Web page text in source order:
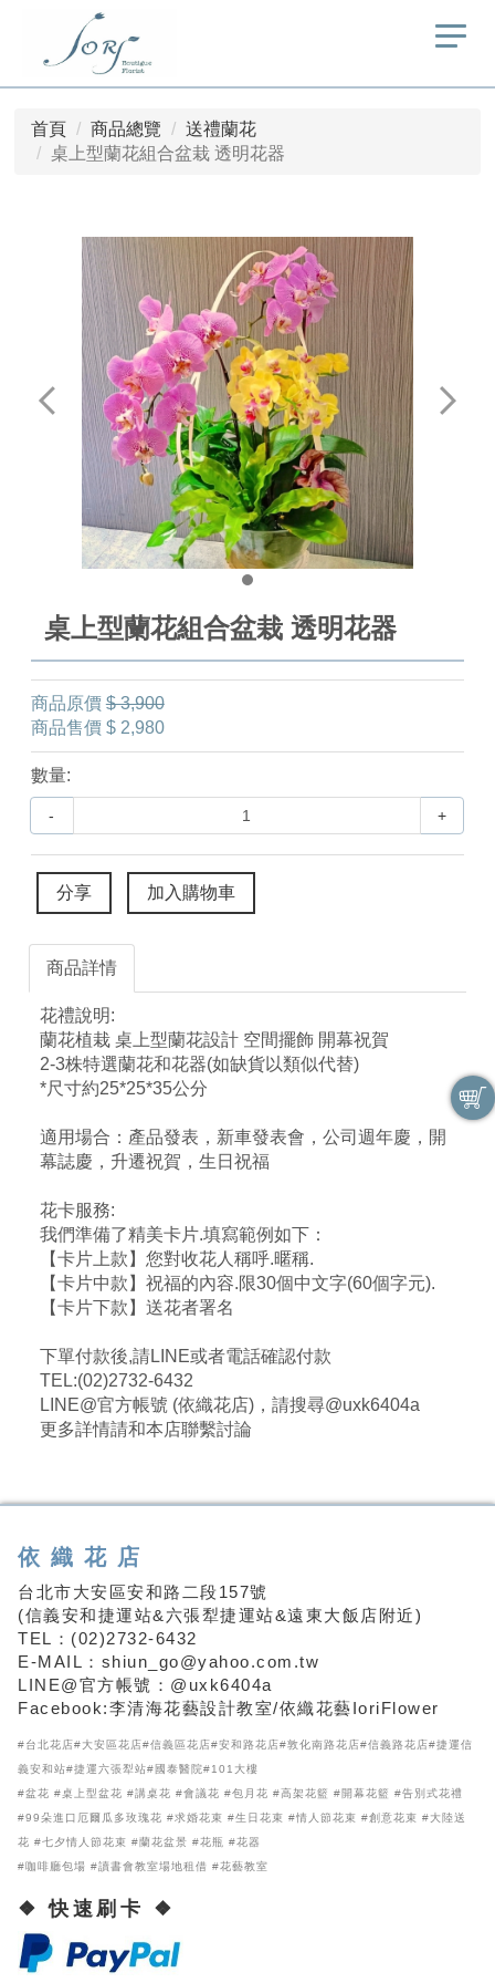
首頁 商品總覽
送禮蘭花
桌上型蘭花組合盆栽 透明花器
桌上型蘭花組合盆栽 透明花器
商品原價 $ 3,900
商品售價 $ 2,980
數量:
- +
分享 加入購物車
商品詳情
花禮說明:
蘭花植栽 桌上型蘭花設計 空間擺飾 開幕祝賀
2-3株特選蘭花和花器(如缺貨以類似代替)
*尺寸約25*25*35公分
適用場合：產品發表，新車發表會，公司週年慶，開
幕誌慶，升遷祝賀，生日祝福
花卡服務:
我們準備了精美卡片.填寫範例如下：
【卡片上款】您對收花人稱呼.暱稱.
【卡片中款】祝福的內容.限30個中文字(60個字元).
【卡片下款】送花者署名
下單付款後,請LINE或者電話確認付款
TEL:(02)2732-6432
LINE@官方帳號 (依織花店)，請搜尋@uxk6404a
更多詳情請和本店聯繫討論
依織花店
台北市大安區安和路二段157號
(信義安和捷運站&六張犁捷運站&遠東大飯店附近)
TEL：(02)2732-6432
E-MAIL：shiun_go@yahoo.com.tw
LINE@官方帳號：@uxk6404a
Facebook:李清海花藝設計教室/依織花藝IoriFlower
#台北花店#大安區花店#信義區花店#安和路花店#敦化南路花店#信義路花店#捷運信
義安和站#捷運六張犁站#國泰醫院#101大樓
#盆花 #桌上型盆花 #講桌花 #會議花 #包月花 #高架花籃 #開幕花籃 #告別式花禮
#99朵進口厄爾瓜多玫瑰花 #求婚花束 #生日花束 #情人節花束 #創意花束 #大陸送
花 #七夕情人節花束 #蘭花盆景 #花瓶 #花器
#咖啡廳包場 #讀書會教室場地租借 #花藝教室
❖ 快速刷卡 ❖